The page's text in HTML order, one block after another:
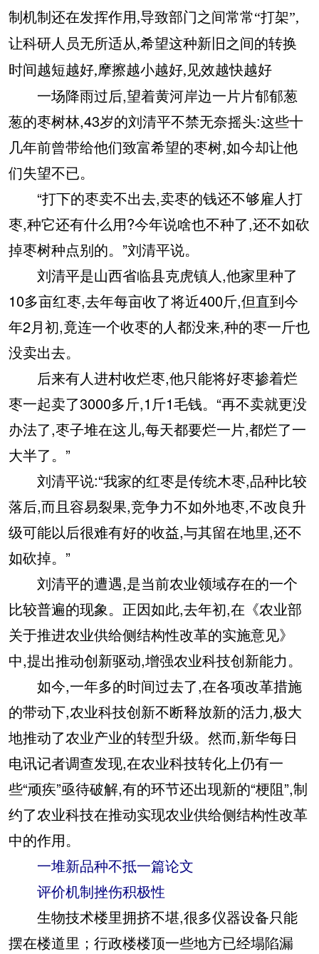
制机制还在发挥作用,导致部门之间常常“打架”,
让科研人员无所适从,希望这种新旧之间的转换
时间越短越好,摩擦越小越好,见效越快越好
一场降雨过后,望着黄河岸边一片片郁郁葱
葱的枣树林,43岁的刘清平不禁无奈摇头:这些十
几年前曾带给他们致富希望的枣树,如今却让他
们失望不已。
“打下的枣卖不出去,卖枣的钱还不够雇人打
枣,种它还有什么用?今年说啥也不种了,还不如砍
掉枣树种点别的。”刘清平说。
刘清平是山西省临县克虎镇人,他家里种了
10多亩红枣,去年每亩收了将近400斤,但直到今
年2月初,竟连一个收枣的人都没来,种的枣一斤也
没卖出去。
后来有人进村收烂枣,他只能将好枣掺着烂
枣一起卖了3000多斤,1斤1毛钱。“再不卖就更没
办法了,枣子堆在这儿,每天都要烂一片,都烂了一
大半了。”
刘清平说:“我家的红枣是传统木枣,品种比较
落后,而且容易裂果,竞争力不如外地枣,不改良升
级可能以后很难有好的收益,与其留在地里,还不
如砍掉。”
刘清平的遭遇,是当前农业领域存在的一个
比较普遍的现象。正因如此,去年初,在《农业部
关于推进农业供给侧结构性改革的实施意见》
中,提出推动创新驱动,增强农业科技创新能力。
如今,一年多的时间过去了,在各项改革措施
的带动下,农业科技创新不断释放新的活力,极大
地推动了农业产业的转型升级。然而,新华每日
电讯记者调查发现,在农业科技转化上仍有一
些“顽疾”亟待破解,有的环节还出现新的“梗阻”,制
约了农业科技在推动实现农业供给侧结构性改革
中的作用。
一堆新品种不抵一篇论文
评价机制挫伤积极性
生物技术楼里拥挤不堪,很多仪器设备只能
摆在楼道里；行政楼楼顶一些地方已经塌陷漏